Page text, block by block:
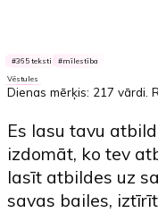
365 teksti mīlestība
Vēstules
Dienas mērķis: 217 vārdi .
Es lasu tavu
izdomāt, ko tev
lasīt atbildes uz
savas bailes,